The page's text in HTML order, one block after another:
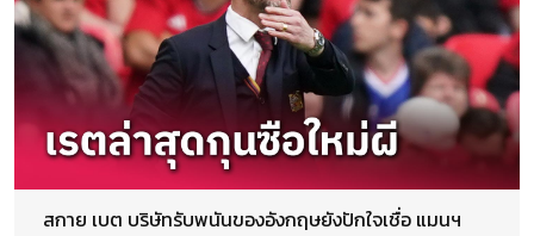
สกาย เบต บริษัทรับพนันของอังกฤษยังปักใจเชื่อ แมนฯ